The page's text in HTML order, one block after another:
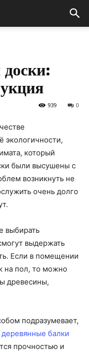
0
939
экологичности,
который
были высушены с
возникнуть не
очень долго
выбирать
выдержать
Если в помещении
на пол, то можно
древесины,
подразумевает,
деревянные балки
прочностью и